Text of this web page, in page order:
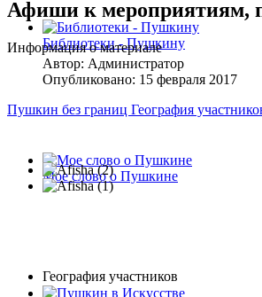
Библиотеки - Пушкину
Мое слово о Пушкине
Афиши к
Информация о материале
Автор: Администратор
Опубликовано: 15 февраля 2017
Пушкин без границ География
География участников